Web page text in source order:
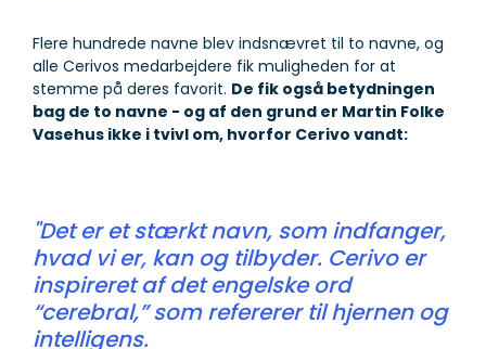
Flere hundrede navne blev indsnævret til to navne, og
alle Cerivos medarbejdere fik muligheden for at
stemme på deres favorit. De fik også betydningen
bag de to navne - og af den grund er Martin Folke
Vasehus ikke i tvivl om, hvorfor Cerivo vandt:
"Det er et stærkt navn, som indfanger,
hvad vi er, kan og tilbyder. Cerivo er
inspireret af det engelske ord
“cerebral,” som refererer til hjernen og
intelligens.